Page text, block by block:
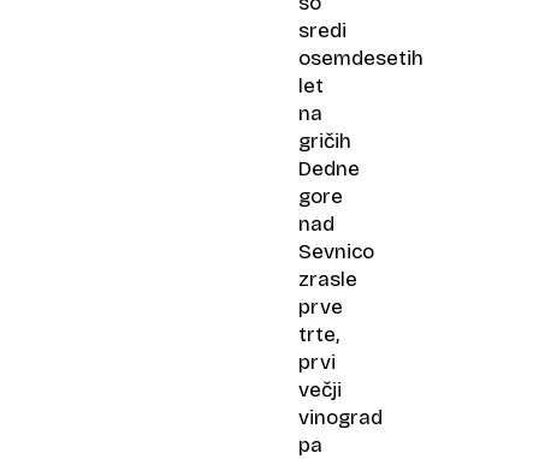
sredi
osemdesetih
let
na
gričih
Dedne
gore
nad
Sevnico
zrasle
prve
trte,
prvi
večji
vinograd
pa